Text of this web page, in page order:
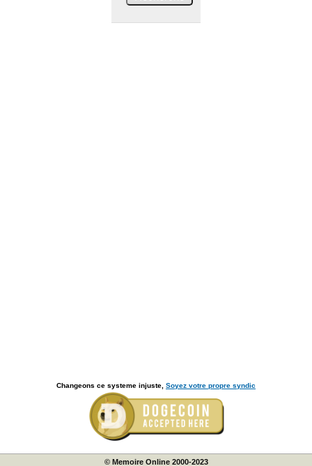
Changeons ce systeme injuste, Soyez votre propre syndic
© Memoire Online 2000-2023